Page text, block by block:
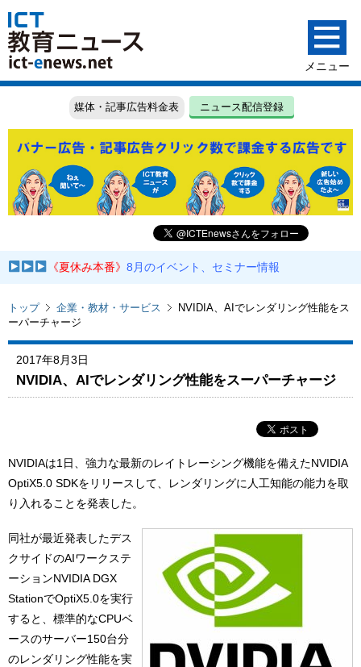
媒体・記事広告料金表 ニュース配信登録
《夏休み本番》8月のイベント、セミナー情報
トップ 企業・教材・サービス
NVIDIA、AIでレンダリング性能をス
ーパーチャージ
2017年8月3日
NVIDIA、AIでレンダリング性能をスーパーチャージ
NVIDIAは1日、強力な最新のレイトレーシング機能を備えたNVIDIA
OptiX5.0 SDKをリリースして、レンダリングに人工知能の能力を取
り入れることを発表した。
同社が最近発表したデス
クサイドのAIワークステ
ーションNVIDIA DGX
StationでOptiX5.0を実行
すると、標準的なCPUベ
ースのサーバー150台分
のレンダリング性能を実